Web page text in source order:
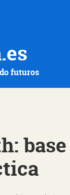
futuros
base